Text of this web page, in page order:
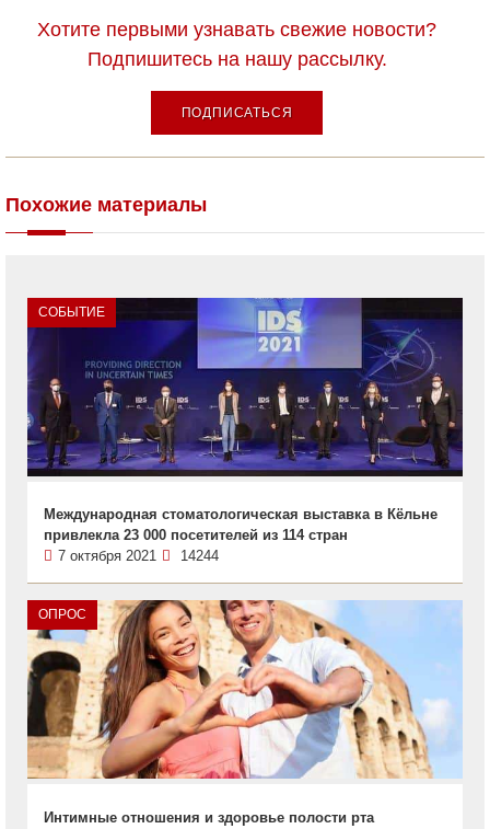
Хотите первыми узнавать свежие новости?
Подпишитесь на нашу рассылку.
ПОДПИСАТЬСЯ
Похожие материалы
СОБЫТИЕ
Международная стоматологическая выставка в Кёльне
привлекла 23 000 посетителей из 114 стран
7 октября 2021
14244
ОПРОС
Интимные отношения и здоровье полости рта